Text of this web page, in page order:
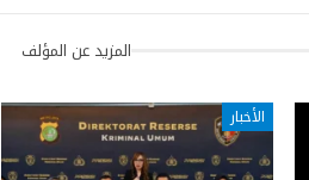
المزيد عن المؤلف
الأخبار